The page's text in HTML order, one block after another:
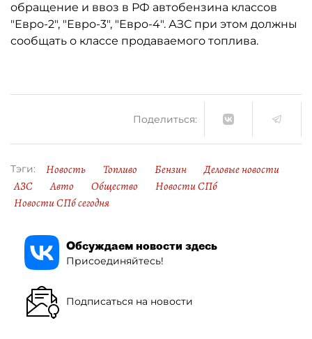
обращение и ввоз в РФ автобензина классов
"Евро-2", "Евро-3", "Евро-4". АЗС при этом должны
сообщать о классе продаваемого топлива.
Поделиться:
Тэги: Новость Топливо Бензин
Деловые новости
АЗС
Авто Общество
Новости СПб
Новости СПб сегодня
Обсуждаем новости здесь
Присоединяйтесь!
Подписаться на новости